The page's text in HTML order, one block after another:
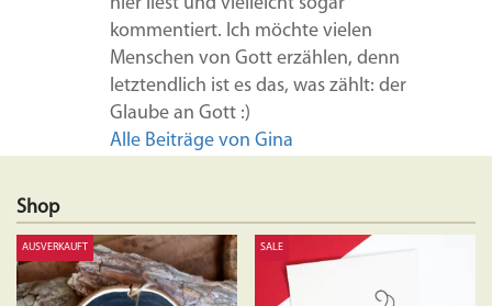
kommentiert. Ich möchte vielen
Menschen von Gott erzählen, denn
letztendlich ist es das, was zählt: der
Glaube an Gott :)
Alle Beiträge von Gina
Shop
AUSVERKAUFT SALE